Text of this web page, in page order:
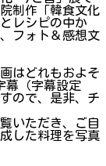
制作「韓食文化
レシピの中か
フォト＆感想文
はどれもおよそ
幕（字幕設定
ので、是非、チ
いただき、ご自
した料理を写真